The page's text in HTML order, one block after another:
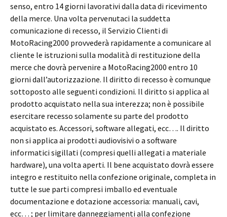
senso, entro 14 giorni lavorativi dalla data di ricevimento
della merce. Una volta pervenutaci la suddetta
comunicazione di recesso, il Servizio Clienti di
MotoRacing2000 provvederà rapidamente a comunicare al
cliente le istruzioni sulla modalità di restituzione della
merce che dovrà pervenire a MotoRacing2000 entro 10
giorni dall’autorizzazione. Il diritto di recesso è comunque
sottoposto alle seguenti condizioni. Il diritto si applica al
prodotto acquistato nella sua interezza; non è possibile
esercitare recesso solamente su parte del prodotto
acquistato es. Accessori, software allegati, ecc…. Il diritto
non si applica ai prodotti audiovisivi o a software
informatici sigillati (compresi quelli allegati a materiale
hardware), una volta aperti. Il bene acquistato dovrà essere
integro e restituito nella confezione originale, completa in
tutte le sue parti compresi imballo ed eventuale
documentazione e dotazione accessoria: manuali, cavi,
ecc… ; per limitare danneggiamenti alla confezione